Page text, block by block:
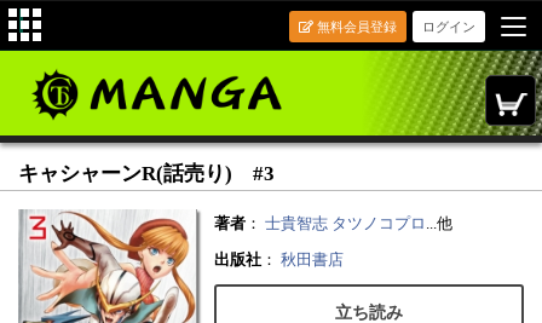
ログイン
無料会員登録
キャシャーンR(話売り) #3
著者 ： 士貴智志 タツノコプロ ...他
出版社 ： 秋田書店
立ち読み